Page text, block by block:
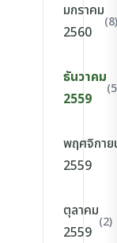
มกราคม
2560
(8)
ธันวาคม
2559
พฤศจิกาย
2559
ตุลาคม
2559
(2)